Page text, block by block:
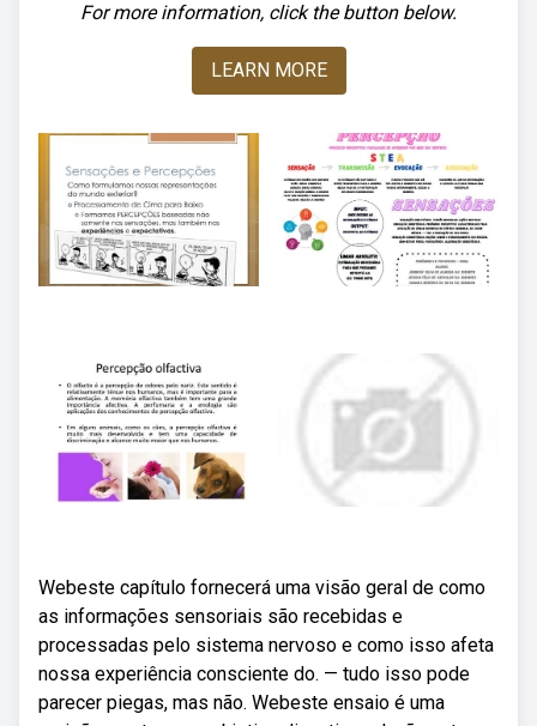
For more information, click the button below.
LEARN MORE
Webeste capítulo fornecerá uma visão geral de como
as informações sensoriais são recebidas e
processadas pelo sistema nervoso e como isso afeta
nossa experiência consciente do. — tudo isso pode
parecer piegas, mas não. Webeste ensaio é uma